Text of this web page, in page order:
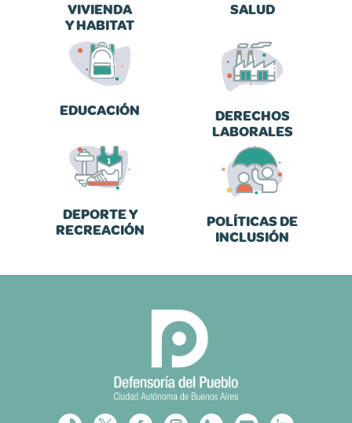
VIVIENDA
Y HABITAT
SALUD
EDUCACIÓN
DERECHOS
LABORALES
DEPORTE Y
RECREACIÓN
POLÍTICAS DE
INCLUSIÓN